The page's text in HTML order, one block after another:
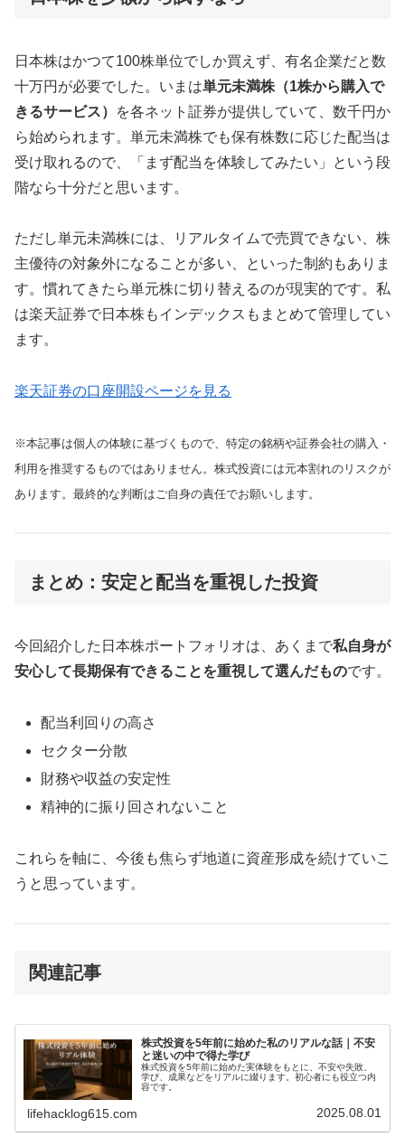
日本株はかつて100株単位でしか買えず、有名企業だと数
十万円が必要でした。いまは単元未満株（1株から購入で
きるサービス）
を各ネット証券が提供していて、数千円か
ら始められます。単元未満株でも保有株数に応じた配当は
受け取れるので、「まず配当を体験してみたい」という段
階なら十分だと思います。
ただし単元未満株には、リアルタイムで売買できない、株
主優待の対象外になることが多い、といった制約もありま
す。慣れてきたら単元株に切り替えるのが現実的です。私
は楽天証券で日本株もインデックスもまとめて管理してい
ます。
楽天証券の口座開設ページを見る
※本記事は個人の体験に基づくもので、特定の銘柄や証券会社の購入・
利用を推奨するものではありません。株式投資には元本割れのリスクが
あります。最終的な判断はご自身の責任でお願いします。
まとめ：安定と配当を重視した投資
今回紹介した日本株ポートフォリオは、あくまで私自身が
安心して長期保有できることを重視して選んだものです。
配当利回りの高さ
セクター分散
財務や収益の安定性
精神的に振り回されないこと
これらを軸に、今後も焦らず地道に資産形成を続けていこ
うと思っています。
関連記事
株式投資を5年前に始めた私のリアルな話｜不安
と迷いの中で得た学び
株式投資を5年前に始めた実体験をもとに、不安や失敗、
学び、成果などをリアルに綴ります。初心者にも役立つ内
容です。
lifehacklog615.com 2025.08.01